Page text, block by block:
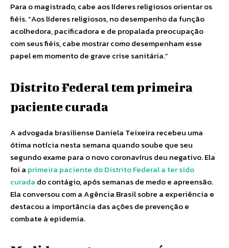
Para o magistrado, cabe aos líderes religiosos orientar os
fiéis. “Aos líderes religiosos, no desempenho da função
acolhedora, pacificadora e de propalada preocupação
com seus fiéis, cabe mostrar como desempenham esse
papel em momento de grave crise sanitária.”
Distrito Federal tem primeira
paciente curada
A advogada brasiliense Daniela Teixeira recebeu uma
ótima notícia nesta semana quando soube que seu
segundo exame para o novo coronavírus deu negativo. Ela
foi a primeira paciente do Distrito Federal a ter sido
curada do contágio, após semanas de medo e apreensão.
Ela conversou com a Agência Brasil sobre a experiência e
destacou a importância das ações de prevenção e
combate à epidemia.